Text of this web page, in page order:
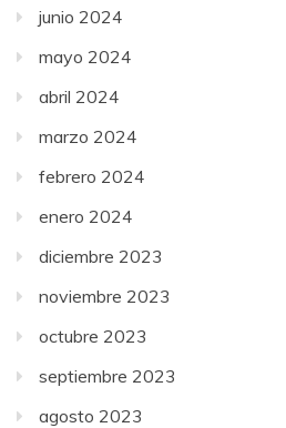
junio 2024
mayo 2024
abril 2024
marzo 2024
febrero 2024
enero 2024
diciembre 2023
noviembre 2023
octubre 2023
septiembre 2023
agosto 2023